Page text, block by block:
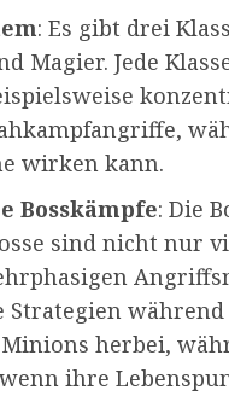
: Es gibt drei
Magier. Jede
wirken kann.
Bosskämpfe: Die
sind nicht nur
während
herbei,
ihre